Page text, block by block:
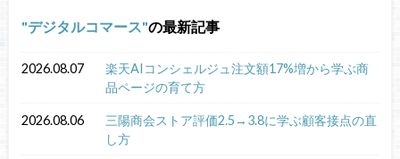
デジタルコマース の最新記事
2026.08.07
楽天AIコンシェルジュ注文額17%増から学ぶ商
品ページの育て方
2026.08.06
三陽商会ストア評価2.5→3.8に学ぶ顧客接点の直
し方